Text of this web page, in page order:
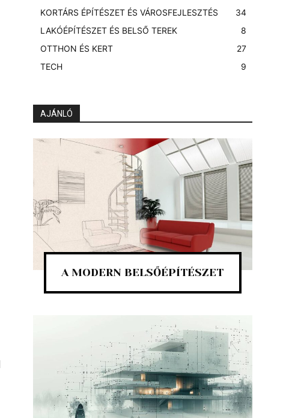
4
KORTÁRS ÉPÍTÉSZET ÉS VÁROSFEJLESZTÉS
3
LAKÓÉPÍTÉSZET ÉS BELSŐ TEREK
8
OTTHON ÉS KERT
27
TECH
9
AJÁNLÓ
A MODERN BELSŐÉPÍTÉSZET